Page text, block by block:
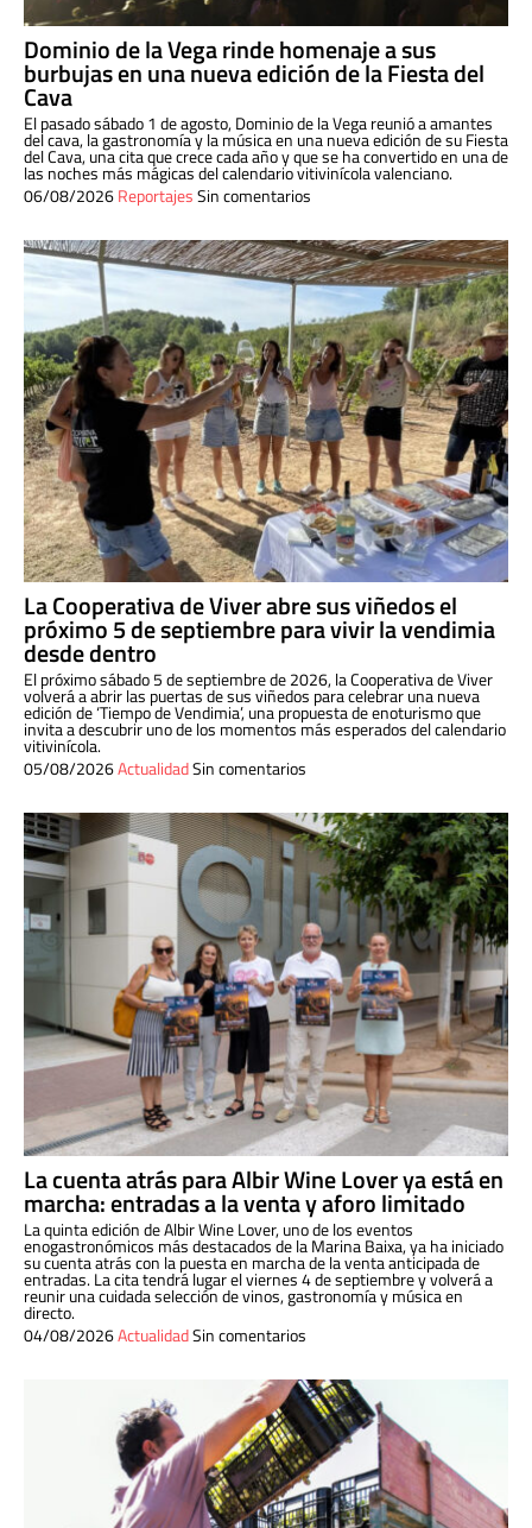
Dominio de la Vega rinde homenaje a sus
burbujas en una nueva edición de la Fiesta del
Cava
El pasado sábado 1 de agosto, Dominio de la Vega reunió a amantes
del cava, la gastronomía y la música en una nueva edición de su Fiesta
del Cava, una cita que crece cada año y que se ha convertido en una de
las noches más mágicas del calendario vitivinícola valenciano.
06/08/2026ReportajesSin comentarios
La Cooperativa de Viver abre sus viñedos el
próximo 5 de septiembre para vivir la vendimia
desde dentro
El próximo sábado 5 de septiembre de 2026, la Cooperativa de Viver
volverá a abrir las puertas de sus viñedos para celebrar una nueva
edición de ‘Tiempo de Vendimia’, una propuesta de enoturismo que
invita a descubrir uno de los momentos más esperados del calendario
vitivinícola.
05/08/2026ActualidadSin comentarios
La cuenta atrás para Albir Wine Lover ya está en
marcha: entradas a la venta y aforo limitado
La quinta edición de Albir Wine Lover, uno de los eventos
enogastronómicos más destacados de la Marina Baixa, ya ha iniciado
su cuenta atrás con la puesta en marcha de la venta anticipada de
entradas. La cita tendrá lugar el viernes 4 de septiembre y volverá a
reunir una cuidada selección de vinos, gastronomía y música en
directo.
04/08/2026ActualidadSin comentarios